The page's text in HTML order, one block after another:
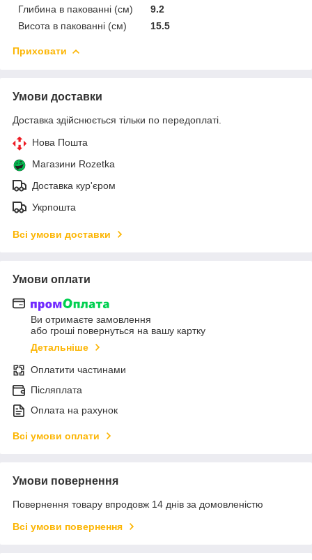
Глибина в пакованні (см)
9.2
Висота в пакованні (см)
15.5
Приховати
Умови доставки
Доставка здійснюється тільки по передоплаті.
Нова Пошта
Магазини Rozetka
Доставка кур'єром
Укрпошта
Всі умови доставки
Умови оплати
Ви отримаєте замовлення
або гроші повернуться на вашу картку
Детальніше
Оплатити частинами
Післяплата
Оплата на рахунок
Всі умови оплати
Умови повернення
Повернення товару впродовж 14 днів за домовленістю
Всі умови повернення